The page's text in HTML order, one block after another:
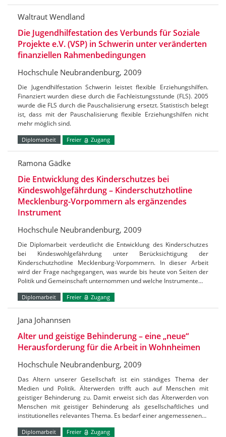
Waltraut Wendland
Die Jugendhilfestation des Verbunds für Soziale
Projekte e.V. (VSP) in Schwerin unter veränderten
finanziellen Rahmenbedingungen
Hochschule Neubrandenburg, 2009
Die Jugendhilfestation Schwerin leistet flexible Erziehungshilfen.
Finanziert wurden diese durch die Fachleistungsstunde (FLS). 2005
wurde die FLS durch die Pauschalisierung ersetzt. Statistisch belegt
ist, dass mit der Pauschalisierung flexible Erziehungshilfen nicht
mehr möglich sind.
Diplomarbeit Freier Zugang
Ramona Gädke
Die Entwicklung des Kinderschutzes bei
Kindeswohlgefährdung – Kinderschutzhotline
Mecklenburg-Vorpommern als ergänzendes
Instrument
Hochschule Neubrandenburg, 2009
Die Diplomarbeit verdeutlicht die Entwicklung des Kinderschutzes
bei Kindeswohlgefährdung unter Berücksichtigung der
Kinderschutzhotline Mecklenburg-Vorpommern. In dieser Arbeit
wird der Frage nachgegangen, was wurde bis heute von Seiten der
Politik und Gemeinschaft unternommen und welche Instrumente…
Diplomarbeit Freier Zugang
Jana Johannsen
Alter und geistige Behinderung – eine „neue“
Herausforderung für die Arbeit in Wohnheimen
Hochschule Neubrandenburg, 2009
Das Altern unserer Gesellschaft ist ein ständiges Thema der
Medien und Politik. Älterwerden trifft auch auf Menschen mit
geistiger Behinderung zu. Damit erweist sich das Älterwerden von
Menschen mit geistiger Behinderung als gesellschaftliches und
institutionelles relevantes Thema. Es bedarf einer angemessenen…
Diplomarbeit Freier Zugang